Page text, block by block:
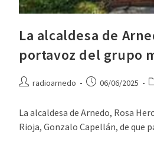
La alcaldesa de
portavoz del grupo
radioarnedo 06/06/2025
La alcaldesa de Arnedo, Rosa
Rioja, Gonzalo Capellán, de que